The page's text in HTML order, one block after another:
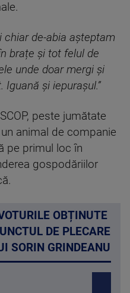
chiar de-abia așteptam
brațe și tot felul de
unde doar mergi și
și iepurașul.”
peste jumătate
animal de companie
pe primul loc în
gospodăriilor
OBȚINUTE
DE PLECARE
SORIN GRINDEANU